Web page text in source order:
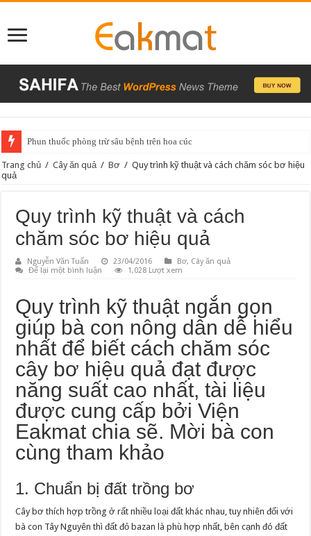
Phun thuốc phòng trừ sâu bệnh trên hoa cúc
Trang chủ / Cây ăn quả / Bơ / Quy trình kỹ thuật và cách chăm sóc bơ hiệu
quả
Quy trình kỹ thuật và cách
chăm sóc bơ hiệu quả
Nguyễn Văn Tuấn 23/04/2016 Bơ, Cây ăn quả
Để lại một bình luận
1,028 Lượt xem
Quy trình kỹ thuật ngắn gọn
giúp bà con nông dân dễ hiểu
nhất để biết cách chăm sóc
cây bơ hiệu quả đạt được
năng suất cao nhất, tài liệu
được cung cấp bởi Viện
Eakmat chia sẽ. Mời bà con
cùng tham khảo
1. Chuẩn bị đất trồng bơ
Cây bơ thích hợp trồng ở rất nhiều loại đất khác nhau, tuy nhiên đối với
bà con Tây Nguyên thì đất đỏ bazan là phù hợp nhất, bên cạnh đó đất